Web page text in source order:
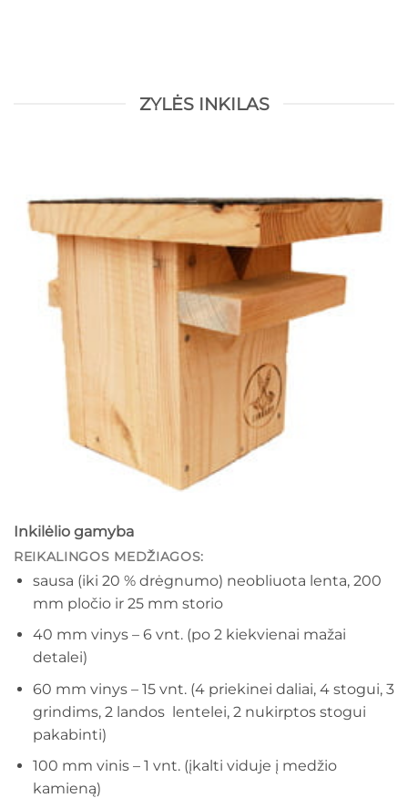
ZYLĖS INKILAS
Inkilėlio gamyba
REIKALINGOS MEDŽIAGOS:
sausa (iki 20 % drėgnumo) neobliuota lenta, 200
mm pločio ir 25 mm storio
40 mm vinys – 6 vnt. (po 2 kiekvienai mažai
detalei)
60 mm vinys – 15 vnt. (4 priekinei daliai, 4 stogui, 3
grindims, 2 landos lentelei, 2 nukirptos stogui
pakabinti)
100 mm vinis – 1 vnt. (įkalti viduje į medžio
kamieną)